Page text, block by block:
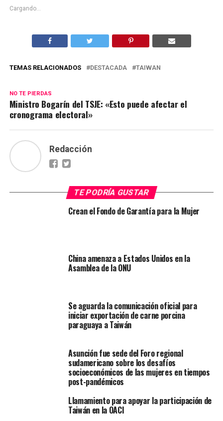
Cargando...
TEMAS RELACIONADOS DESTACADA TAIWAN
NO TE PIERDAS
Ministro Bogarín del TSJE: «Esto puede afectar el
cronograma electoral»
Redacción
TE PODRÍA GUSTAR
Crean el Fondo de Garantía para la Mujer
China amenaza a Estados Unidos en la
Asamblea de la ONU
Se aguarda la comunicación oficial para
iniciar exportación de carne porcina
paraguaya a Taiwán
Asunción fue sede del Foro regional
sudamericano sobre los desafíos
socioeconómicos de las mujeres en tiempos
post-pandémicos
Llamamiento para apoyar la participación de
Taiwán en la OACI